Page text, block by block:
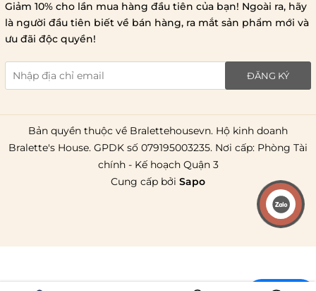
1 triệu đồng
giao hàng trong ngày
giao hàng tiêu chuẩn
miễn phí ship
toàn quốc.
Giảm 10% cho lần mua hàng đầu tiên của bạn! Ngoài ra, hãy
là người đầu tiên biết về bán hàng, ra mắt sản phẩm mới và
ưu đãi độc quyền!
ĐĂNG KÝ
Bản quyền thuộc về Bralettehousevn. Hộ kinh doanh
Bralette's House. GPDK số 079195003235. Nơi cấp: Phòng Tài
chính - Kế hoạch Quận 3
Cung cấp bởi Sapo
Liên hệ